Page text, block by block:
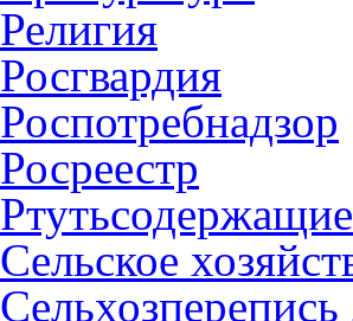
Религия
Росгвардия
Роспотребнадзор
Росреестр
Сельское